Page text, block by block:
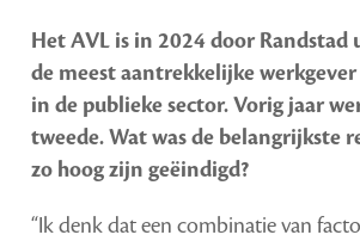
Het AVL is in 2024 door
de meest aantrekkelijke
in de publieke sector. Vorig jaar
tweede. Wat was de belangrijkste
zo hoog zijn geëindigd?
“Ik denk dat een combinatie van